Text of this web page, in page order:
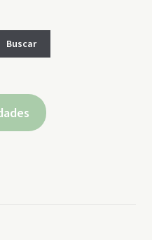
Buscar